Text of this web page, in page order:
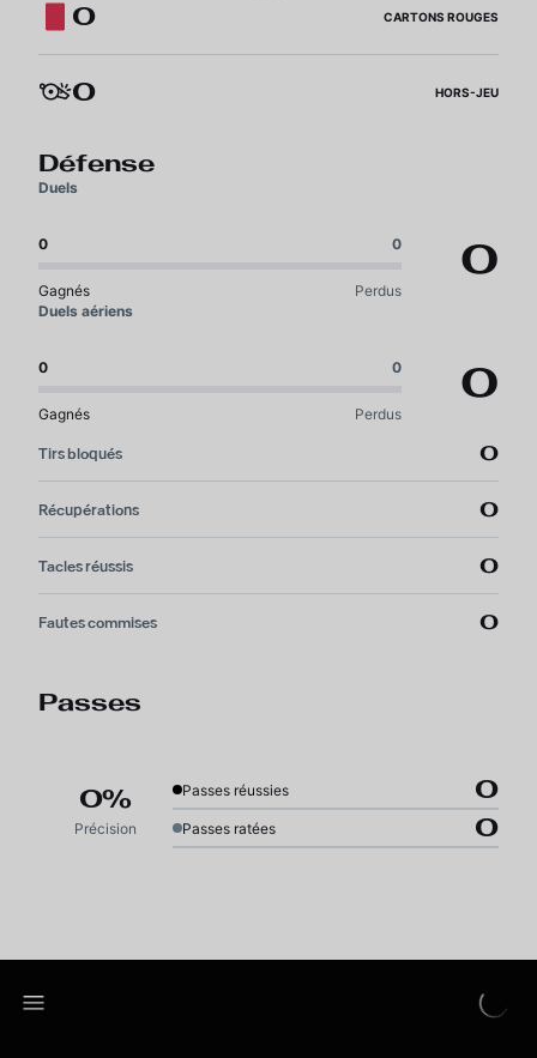
0 CARTONS ROUGES
0 HORS-JEU
Défense
Duels
0 0
Gagnés Perdus
0
Duels aériens
0 0
Gagnés Perdus
0
Tirs bloqués 0
Récupérations 0
Tacles réussis 0
Fautes commises 0
Passes
0%
Précision
Passes réussies 0
Passes ratées 0